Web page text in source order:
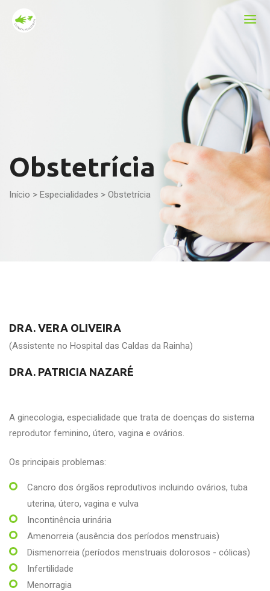
Obstetrícia
Início > Especialidades > Obstetrícia
DRA. VERA OLIVEIRA
(Assistente no Hospital das Caldas da Rainha)
DRA. PATRICIA NAZARÉ
A ginecologia, especialidade que trata de doenças do sistema
reprodutor feminino, útero, vagina e ovários.
Os principais problemas:
Cancro dos órgãos reprodutivos incluindo ovários, tuba
uterina, útero, vagina e vulva
Incontinência urinária
Amenorreia (ausência dos períodos menstruais)
Dismenorreia (períodos menstruais dolorosos - cólicas)
Infertilidade
Menorragia